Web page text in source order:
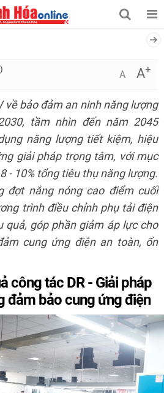
A A+
về bảo đảm an ninh năng lượng
tầm nhìn đến năm 2045
năng lượng tiết kiệm, hiệu
giải pháp trọng tâm, với mục
- 10% tổng tiêu thụ năng lượng.
đợt nắng nóng cao điểm cuối
trình điều chỉnh phụ tải điện
quả, góp phần giảm áp lực cho
cung ứng điện an toàn, ổn
công tác DR - Giải pháp
đảm bảo cung ứng điện